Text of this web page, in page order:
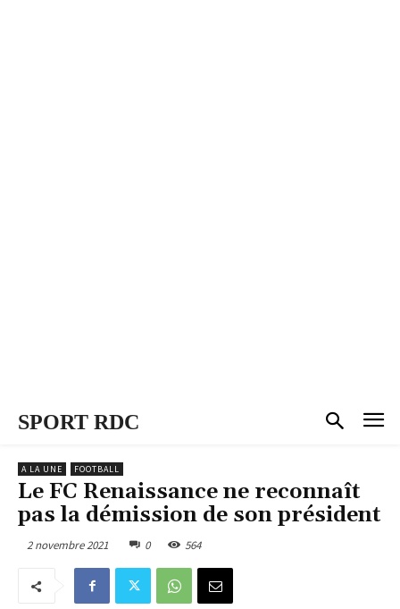
SPORT RDC
A LA UNE FOOTBALL
Le FC Renaissance ne reconnaît
pas la démission de son président
2 novembre 2021 0 564